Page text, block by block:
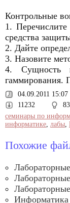
Контрольные
1.
средства
2. Дайте
3. Назовите
4. Сущность
гаммирования.
04.09.2011 15:07
11232
семинары по
информатике, лабы,
Похожие
Информатика